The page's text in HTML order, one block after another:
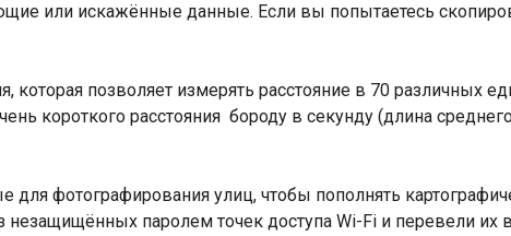
или искажённые данные. Если вы попытаетесь
которая позволяет измерять расстояние в 70 различных
короткого расстояния бороду в секунду (длина
для фотографирования улиц, чтобы пополнять
паролем точек доступа Wi-Fi и перевели их